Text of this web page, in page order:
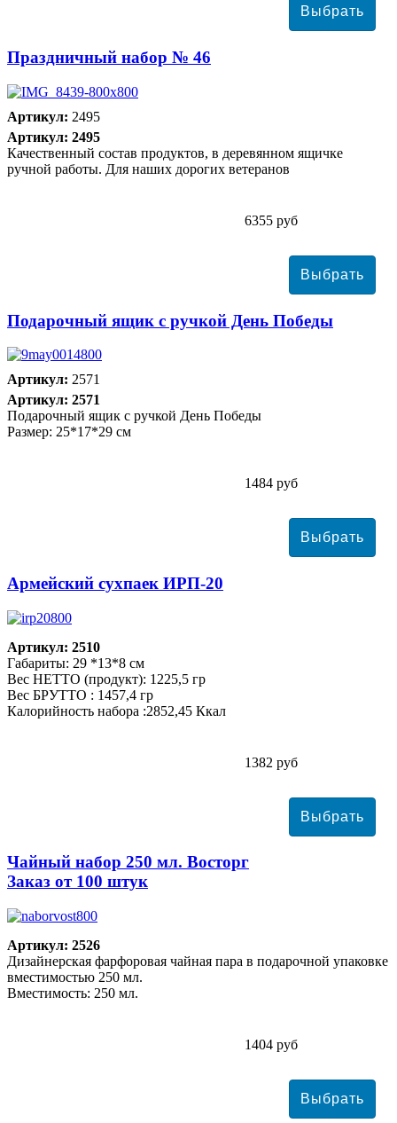
Праздничный набор № 46
Артикул: 2495
Артикул: 2495
Качественный состав продуктов, в деревянном ящичке
ручной работы. Для наших дорогих ветеранов
6355 руб
Подарочный ящик с ручкой День Победы
Артикул: 2571
Артикул: 2571
Подарочный ящик с ручкой День Победы
Размер: 25*17*29 см
1484 руб
Армейский сухпаек ИРП-20
Артикул: 2510
Габариты: 29 *13*8 см
Вес НЕТТО (продукт): 1225,5 гр
Вес БРУТТО : 1457,4 гр
Калорийность набора :2852,45 Ккал
1382 руб
Чайный набор 250 мл. Восторг
Заказ от 100 штук
Артикул: 2526
Дизайнерская фарфоровая чайная пара в подарочной упаковке
вместимостью 250 мл.
Вместимость: 250 мл.
1404 руб